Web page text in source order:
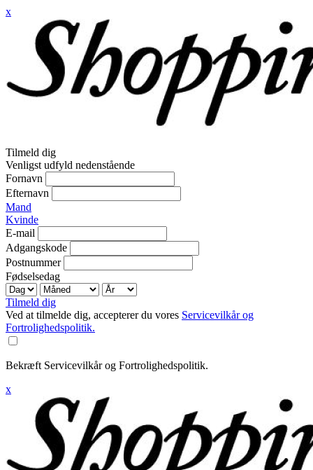
x
Tilmeld dig
Venligst udfyld nedenstående
Fornavn
Efternavn
Mand
Kvinde
E-mail
Adgangskode
Postnummer
Fødselsedag
Tilmeld dig
Ved at tilmelde dig, accepterer du vores Servicevilkår og
Fortrolighedspolitik.
Bekræft Servicevilkår og Fortrolighedspolitik.
x